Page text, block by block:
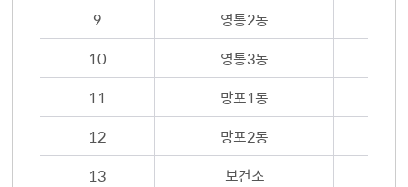
9
영통2동
10
영통3동
11
망포1동
12
망포2동
13
보건소